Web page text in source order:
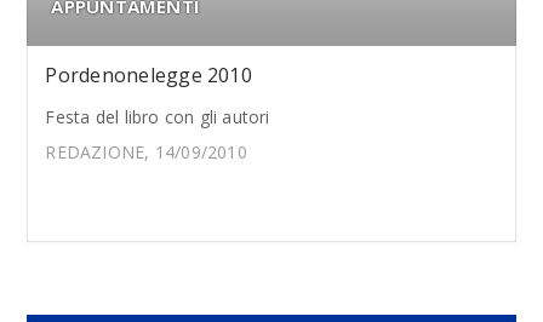
APPUNTAMENTI
Pordenonelegge 2010
Festa del libro con gli autori
REDAZIONE, 14/09/2010